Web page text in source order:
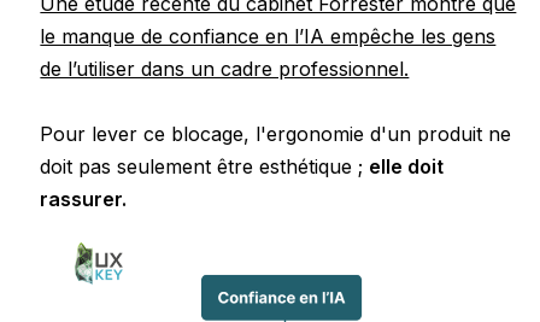
le manque de confiance en l’IA empêche les gens
de l’utiliser dans un cadre professionnel.
Pour lever ce blocage, l'ergonomie d'un produit ne
doit pas seulement être esthétique ; elle doit
rassurer.